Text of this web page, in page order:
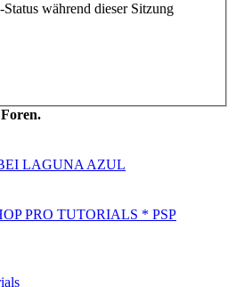
während dieser Sitzung
LAGUNA AZUL
PRO TUTORIALS * PSP